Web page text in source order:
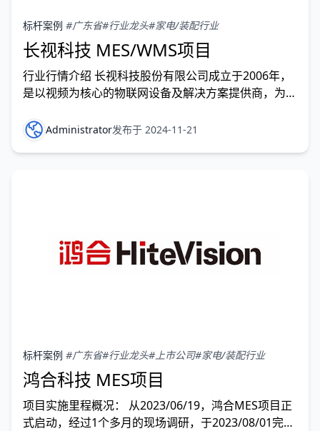
标杆案例 #广东省#行业龙头#家电/装配行业
长视科技 MES/WMS项目
行业行情介绍 长视科技股份有限公司成立于2006年，
是以视频为核心的物联网设备及解决方案提供商，为全
为国家高新技术企业，是广东省安防行业(视频监控)工
程技术研究中心，先后荣获广东省制造业100强、广东
Administrator发布于 2024-11-21
标杆案例 #广东省#行业龙头#上市公司#家电/装配行业
鸿合科技 MES项目
项目实施里程概况： 从2023/06/19，鸿合MES项目正
式启动，经过1个多月的现场调研，于2023/08/01完成